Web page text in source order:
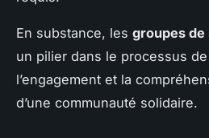
En substance, les groupes de
un pilier dans le processus
l’engagement et la
d’une communauté solidaire.